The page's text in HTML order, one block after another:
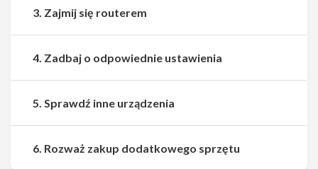
Udostępnij Udostępnij
3. Zajmij się routerem
4. Zadbaj o odpowiednie ustawienia
5. Sprawdź inne urządzenia
6. Rozważ zakup dodatkowego sprzętu